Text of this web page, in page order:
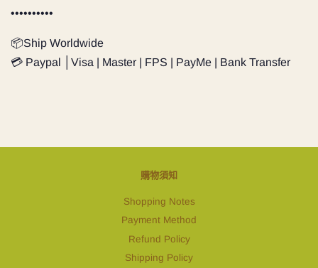
••••••••••
📦Ship Worldwide
💳 Paypal │Visa | Master | FPS | PayMe | Bank Transfer
購物須知
Shopping Notes
Payment Method
Refund Policy
Shipping Policy